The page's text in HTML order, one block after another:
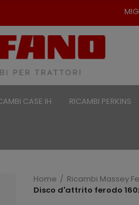
MIGLIORI PREZZI PER
CASE IH RICAMBI PERKINS
Home Ricambi Massey
Disco d'attrito ferodo